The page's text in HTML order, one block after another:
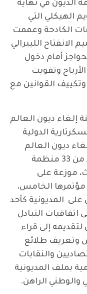
الديون في نهاية
الهيكلي التي
الكادحة وعممت
الانفتاح الليبرالي
أمام دخول
وتفويت
القوانين مع
إلغاء ديون العالم
الدولية
ديون العالم
الثالث – هذه الشبكة التي تضم أزيد من 33 منظمة
موزعة على
مؤتمرها الخامس،
الاشتغال على المديونية كأحد
اتفاقيات التبادل
لتقديمه إلى قراء
وتعريف طلائع
والنقابات
بملف المديونية
والوطني الراهن.